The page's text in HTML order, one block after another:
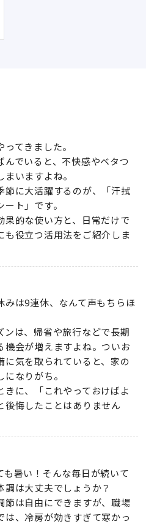
ってきました。
んでいると、不快感やベタつ
まいますよね。
節に大活躍するのが、
「汗拭
ート」です。
果的な使い方と、 日常だけで
も役立つ活用法をご紹介しま
みは9連休、 なんて声もちらほ
ンは、 帰省や旅行などで長期
機会が増えますよね。 ついお
に気を取られていると、 家の
になりがち。
きに、
「これやっておけばよ
悔したことはありません
も暑い！そんな毎日が続いて
調は大丈夫でしょうか？
節は自由にできますが、職場
は、 冷房が効きすぎて寒かっ